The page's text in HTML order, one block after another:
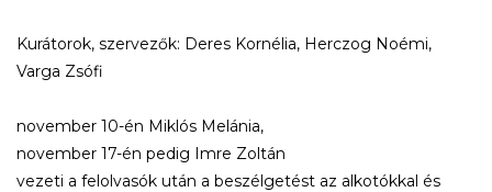
Kurátorok, szervezők: Deres Kornélia, Herczog Noémi,
Varga Zsófi
november 10-én Miklós Melánia,
november 17-én pedig Imre Zoltán
vezeti a felolvasók után a beszélgetést az alkotókkal és